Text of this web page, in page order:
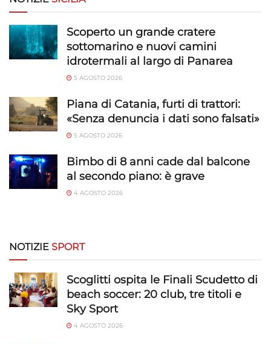
Abbinare e combinare dati provenienti da altre
fonti di dati, Collegare diversi dispositivi,
Identificare i dispositivi in base alle informazioni
trasmesse automaticamente.
Utilizzare dati di geolocalizzazione precisi,
Riconoscere i dispositivi in base a informazioni
richieste attivamente.
Garantire la sicurezza, prevenire e
rilevare frodi, correggere errori, Erogare
e presentare pubblicità e contenuto,
Scoperto un grande cratere
sottomarino e nuovi camini
idrotermali al largo di Panarea
5 AGOSTO 2026
Piana di Catania, furti di trattori:
«Senza denuncia i dati sono falsati»
5 AGOSTO 2026
Bimbo di 8 anni cade dal balcone
al secondo piano: è grave
4 AGOSTO 2026
NOTIZIE SPORT
Scoglitti ospita le Finali Scudetto di
beach soccer: 20 club, tre titoli e
Sky Sport
4 AGOSTO 2026